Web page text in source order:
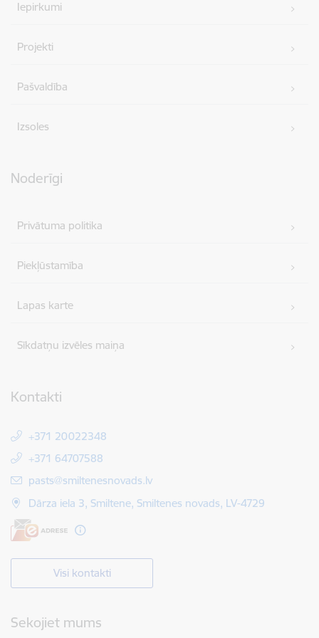
Iepirkumi
Projekti
Pašvaldība
Izsoles
Noderīgi
Privātuma politika
Piekļūstamība
Lapas karte
Sīkdatņu izvēles maiņa
Kontakti
+371 20022348
+371 64707588
E-pasts:
pasts@smiltenesnovads.lv
Dārza iela 3, Smiltene, Smiltenes novads, LV-4729
Visi kontakti
Sekojiet mums